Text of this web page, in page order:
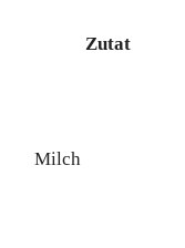
Zutat
Milch